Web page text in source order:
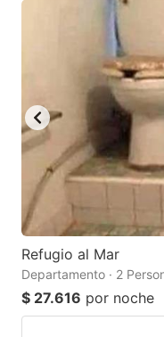
Refugio al Mar
Departamento · 2
$ 27.616 por noche